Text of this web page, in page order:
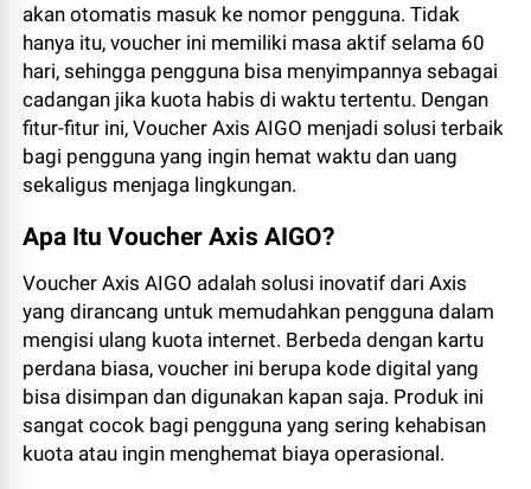
akan otomatis masuk ke nomor pengguna. Tidak
hanya itu, voucher ini memiliki masa aktif selama 60
hari, sehingga pengguna bisa menyimpannya sebagai
cadangan jika kuota habis di waktu tertentu. Dengan
fitur-fitur ini, Voucher Axis AIGO menjadi solusi terbaik
bagi pengguna yang ingin hemat waktu dan uang
sekaligus menjaga lingkungan.
Apa Itu Voucher Axis AIGO?
Voucher Axis AIGO adalah solusi inovatif dari Axis
yang dirancang untuk memudahkan pengguna dalam
mengisi ulang kuota internet. Berbeda dengan kartu
perdana biasa, voucher ini berupa kode digital yang
bisa disimpan dan digunakan kapan saja. Produk ini
sangat cocok bagi pengguna yang sering kehabisan
kuota atau ingin menghemat biaya operasional.